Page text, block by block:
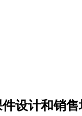
设计和销